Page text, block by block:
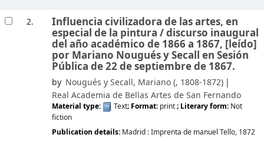
2. Influencia civilizadora de las artes, en
especial de la pintura /discurso inaugural
del año académico de 1866 a 1867, [leído]
por Mariano Nougués y Secall en Sesión
Pública de 22 de septiembre de 1867.
by Nougués y Secall, Mariano (, 1808-1872)
Real Academia de Bellas Artes de San Fernando
Material type: Text; Format: print; Literary form: Not
fiction
Publication details: Madrid :Imprenta de manuel Tello, 1872